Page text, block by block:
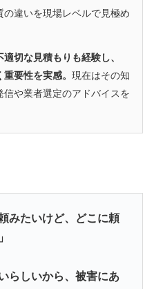
違いを現場レベルで見極め
切な見積もりも経験し、
要性を実感。 現在はその知
信や業者選定のアドバイスを
みたいけど、どこに頼
らしいから、被害にあ